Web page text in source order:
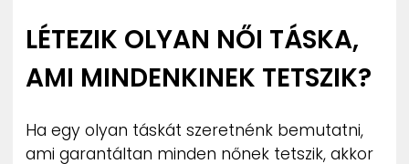
LÉTEZIK OLYAN NŐI TÁSKA,
AMI MINDENKINEK TETSZIK?
Ha egy olyan táskát szeretnénk bemutatni,
ami garantáltan minden nőnek tetszik, akkor